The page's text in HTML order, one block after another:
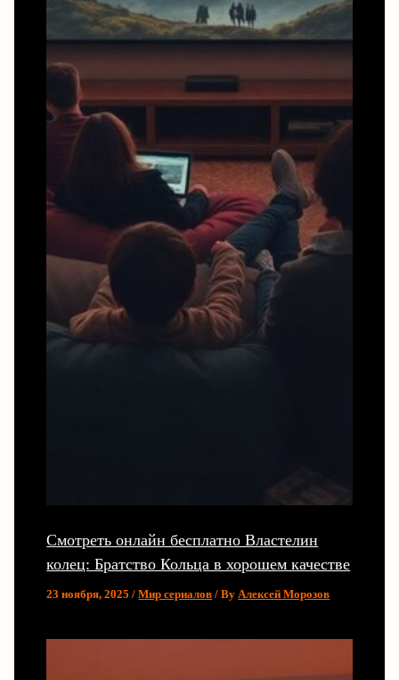
Смотреть онлайн бесплатно Властелин
колец: Братство Кольца в хорошем качестве
23 ноября, 2025/Мир сериалов / ByАлексей Морозов